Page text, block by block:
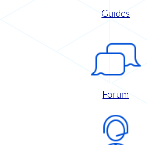
Guides
Forum